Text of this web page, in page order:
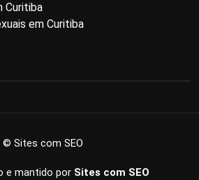
Curitiba
em Curitiba
© Sites com SEO
e mantido por Sites com SEO